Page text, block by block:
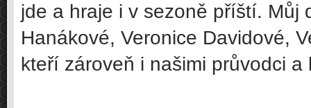
jde a hraje i v sezoně příští. Můj
Hanákové, Veronice Davidové,
kteří zároveň i našimi průvodci